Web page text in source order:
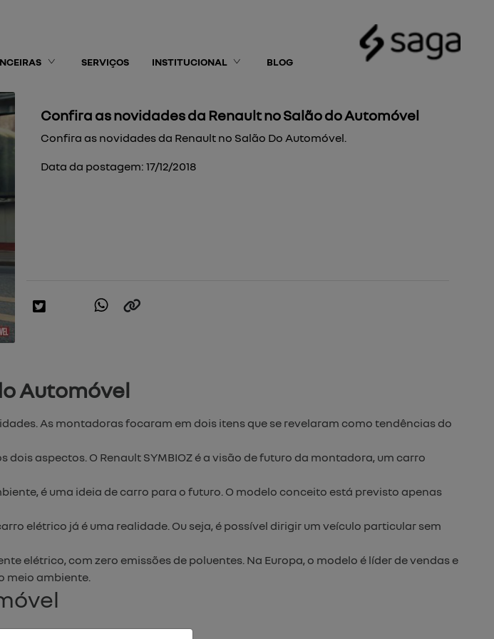
SERVIÇOS INSTITUCIONAL BLOG
Confira as novidades da Renault no Salão do Automóvel
Confira as novidades da Renault no Salão Do Automóvel.
Data da postagem: 17/12/2018
Automóvel
As montadoras focaram em dois itens que se revelaram como tendências do
aspectos. O Renault SYMBIOZ é a visão de futuro da montadora, um carro
é uma ideia de carro para o futuro. O modelo conceito está previsto apenas
elétrico já é uma realidade. Ou seja, é possível dirigir um veículo particular sem
elétrico, com zero emissões de poluentes. Na Europa, o modelo é líder de vendas e
meio ambiente.